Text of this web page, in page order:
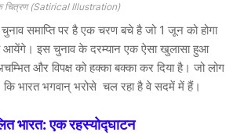
चित्रण (Satirical Illustration)
समाप्ति पर है एक चरण बचे है जो 1 जून को होगा
इस चुनाव के दरम्यान एक ऐसा खुलासा हुआ
और विपक्ष को हक्का बक्का कर दिया है। जो लोग
भारत भगवान् भरोसे चल रहा है वे सदमें में हैं।
भारत: एक रहस्योद्घाटन